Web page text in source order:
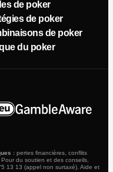
de poker
de poker
de poker
du poker
: pertes financières, conflits
du soutien et des conseils,
13 13 (appel non surtaxé). Aide et